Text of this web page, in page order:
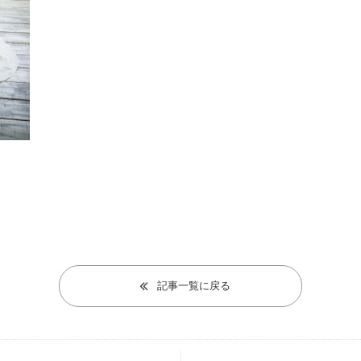
記事一覧に戻る